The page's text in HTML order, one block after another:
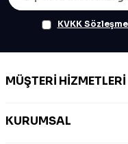
KVKK
MÜŞTERI HIZMETLERI
KURUMSAL